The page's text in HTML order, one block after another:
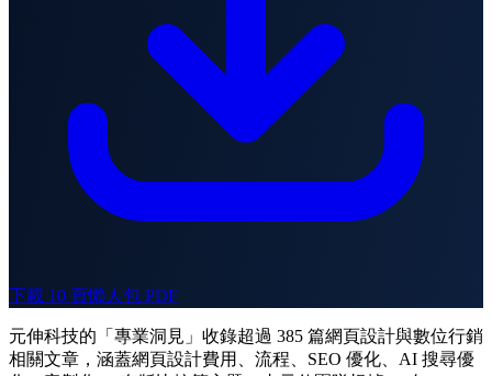
下載 10 頁懶人包 PDF
元伸科技的「專業洞見」收錄超過 385 篇網頁設計與數位行銷
相關文章，涵蓋網頁設計費用、流程、SEO 優化、AI 搜尋優